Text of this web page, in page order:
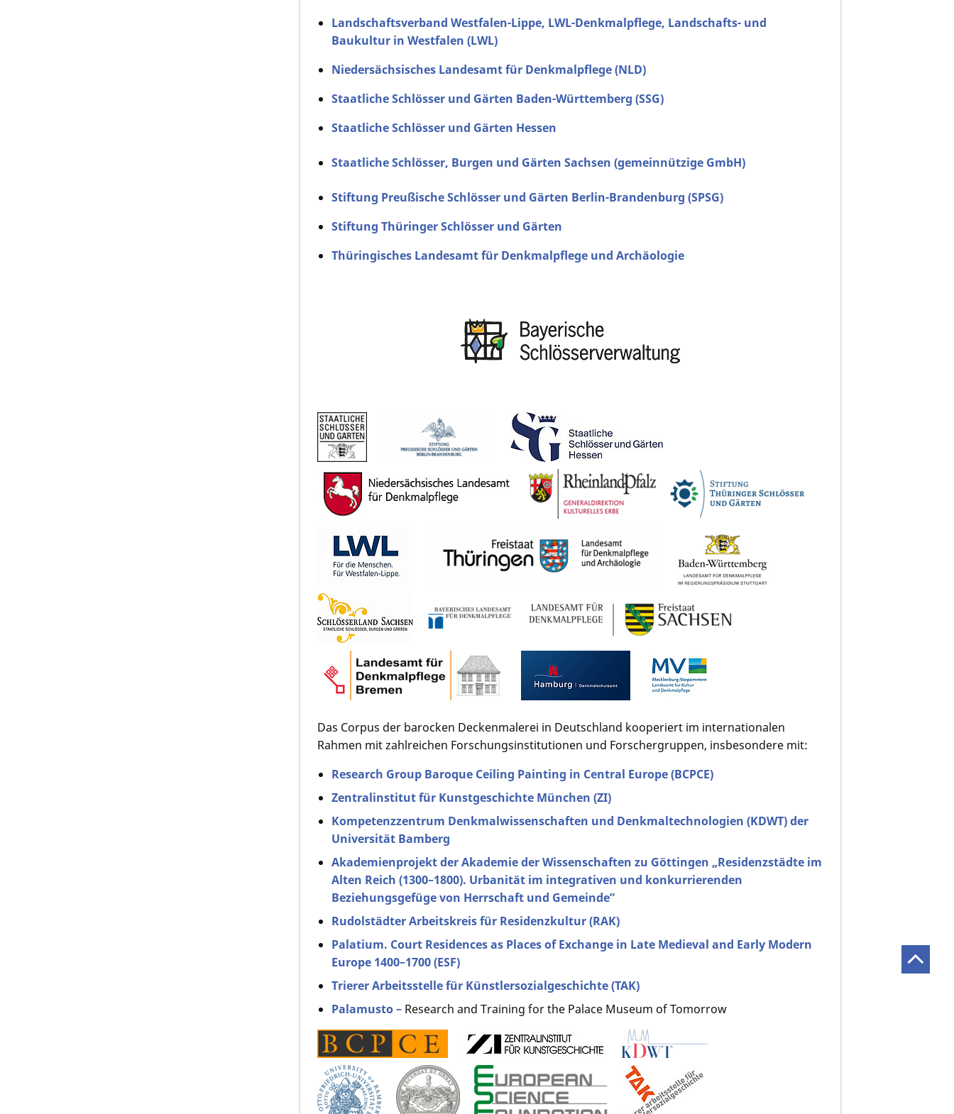
Landschaftsverband Westfalen-Lippe, LWL-Denkmalpflege, Landschafts- und
Baukultur in Westfalen (LWL)
Niedersächsisches Landesamt für Denkmalpflege (NLD)
Staatliche Schlösser und Gärten Baden-Württemberg (SSG)
Staatliche Schlösser und Gärten Hessen
Staatliche Schlösser, Burgen und Gärten Sachsen (gemeinnützige GmbH)
Stiftung Preußische Schlösser und Gärten Berlin-Brandenburg (SPSG)
Stiftung Thüringer Schlösser und Gärten
Thüringisches Landesamt für Denkmalpflege und Archäologie
Das Corpus der barocken Deckenmalerei in Deutschland kooperiert im internationalen
Rahmen mit zahlreichen Forschungsinstitutionen und Forschergruppen, insbesondere mit:
Research Group Baroque Ceiling Painting in Central Europe (BCPCE)
Zentralinstitut für Kunstgeschichte München (ZI)
Kompetenzzentrum Denkmalwissenschaften und Denkmaltechnologien (KDWT) der
Universität Bamberg
Akademienprojekt der Akademie der Wissenschaften zu Göttingen „Residenzstädte im
Alten Reich (1300–1800). Urbanität im integrativen und konkurrierenden
Beziehungsgefüge von Herrschaft und Gemeinde”
Rudolstädter Arbeitskreis für Residenzkultur (RAK)
Palatium. Court Residences as Places of Exchange in Late Medieval and Early Modern
Europe 1400–1700 (ESF)
Trierer Arbeitsstelle für Künstlersozialgeschichte (TAK)
Palamusto– Research and Training for the Palace Museum of Tomorrow